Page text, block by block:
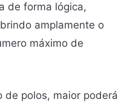
de forma lógica,
amplamente o
máximo de
de polos, maior poderá